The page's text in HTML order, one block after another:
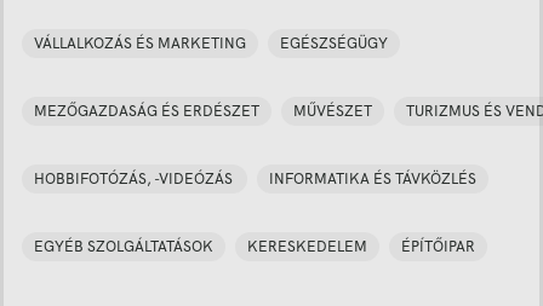
VÁLLALKOZÁS ÉS MARKETING EGÉSZSÉGÜGY
MEZŐGAZDASÁG ÉS ERDÉSZET MŰVÉSZET TURIZMUS ÉS
HOBBIFOTÓZÁS, -VIDEÓZÁS INFORMATIKA ÉS TÁVKÖZLÉS
EGYÉB SZOLGÁLTATÁSOK KERESKEDELEM ÉPÍTŐIPAR